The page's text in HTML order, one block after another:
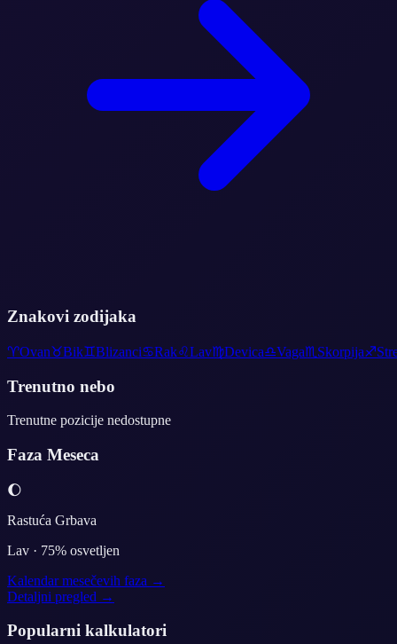
Znakovi zodijaka
♈Ovan♉Bik♊Blizanci♋Rak♌Lav♍Devica♎Vaga♏ Skorpija♐
Trenutno nebo
Trenutne pozicije nedostupne
Faza Meseca
🌔
Rastuća Grbava
Lav · 75% osvetljen
Kalendar mesečevih faza →
Detaljni pregled →
Popularni kalkulatori